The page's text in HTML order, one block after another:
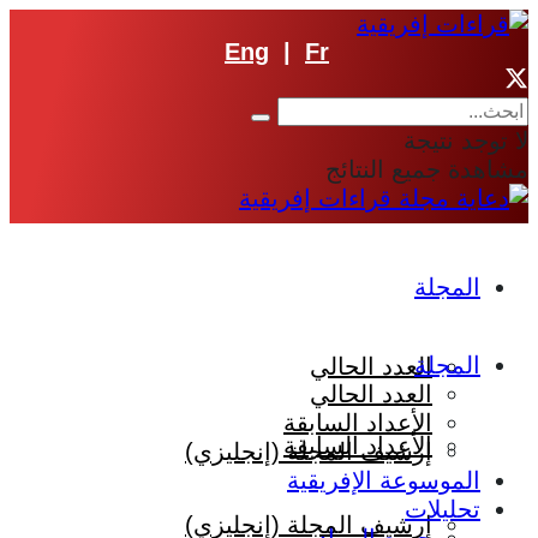
Eng Fr
لا توجد نتيجة
مشاهدة جميع النتائج
المجلة
العدد الحالي
الأعداد السابقة
إرشيف المجلة (إنجليزي)
المجلة
العدد الحالي
الأعداد السابقة
إرشيف المجلة (إنجليزي)
الموسوعة الإفريقية
تحليلات